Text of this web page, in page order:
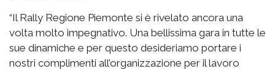
“Il Rally Regione Piemonte si è rivelato ancora una
volta molto impegnativo. Una bellissima gara in tutte le
sue dinamiche e per questo desideriamo portare i
nostri complimenti all’organizzazione per il lavoro